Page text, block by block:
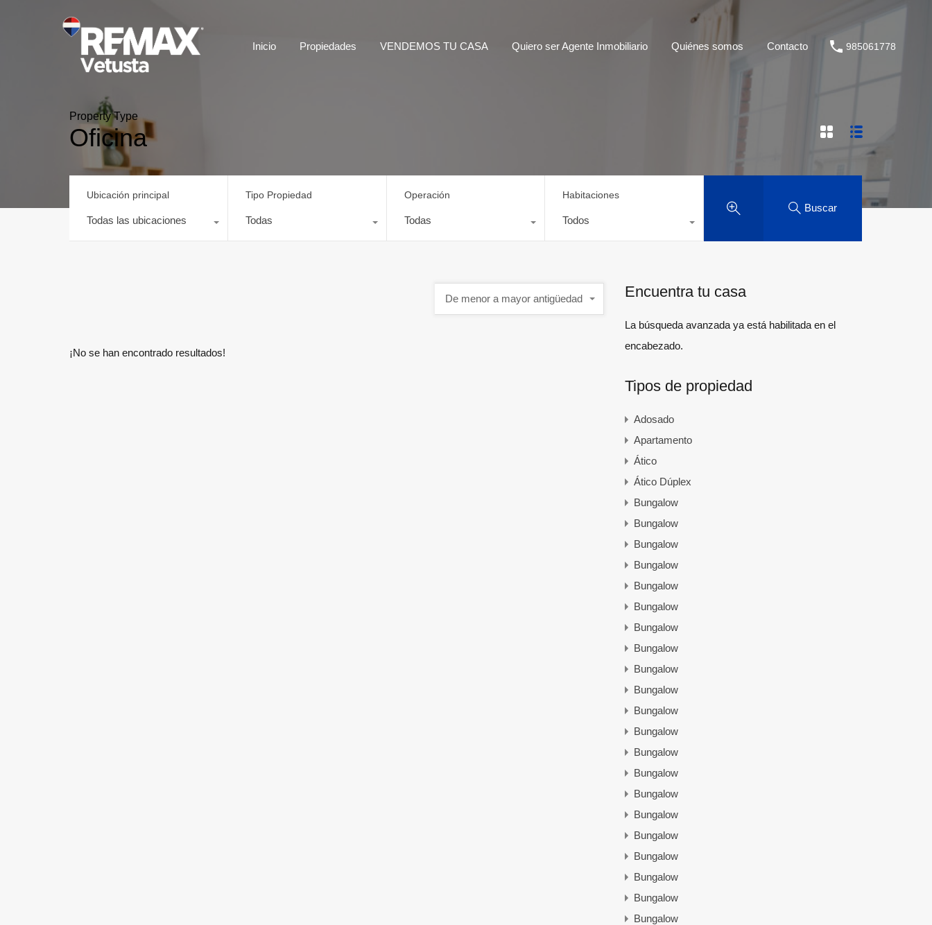
Inicio Propiedades VENDEMOS TU CASA Quiero ser Agente Inmobiliario Quiénes somos Contacto 985061778
Property Type
Oficina
Ubicación principal
Todas las ubicaciones
Tipo Propiedad
Todas
Operación
Todas
Habitaciones
Todos
Buscar
De menor a mayor antigüedad
¡No se han encontrado resultados!
Encuentra tu casa
La búsqueda avanzada ya está habilitada en el
encabezado.
Tipos de propiedad
Adosado
Apartamento
Ático
Ático Dúplex
Bungalow
Bungalow
Bungalow
Bungalow
Bungalow
Bungalow
Bungalow
Bungalow
Bungalow
Bungalow
Bungalow
Bungalow
Bungalow
Bungalow
Bungalow
Bungalow
Bungalow
Bungalow
Bungalow
Bungalow
Bungalow